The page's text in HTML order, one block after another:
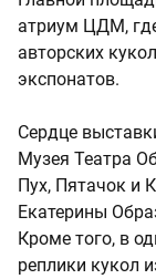
атриум ЦДМ,
авторских
экспонатов.
Сердце
Музея Театра
Пух, Пятачок и
Екатерины
Кроме того, в
реплики кукол